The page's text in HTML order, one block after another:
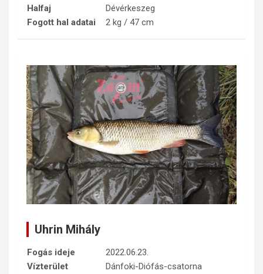
Halfaj
Dévérkeszeg
Fogott hal adatai
2 kg / 47 cm
Uhrin Mihály
Fogás ideje
2022.06.23.
Vízterület
Dánfoki-Diófás-csatorna